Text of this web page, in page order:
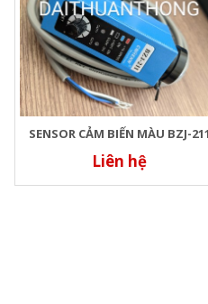
SENSOR CẢM BIẾN MÀU BZJ-
Liên hệ